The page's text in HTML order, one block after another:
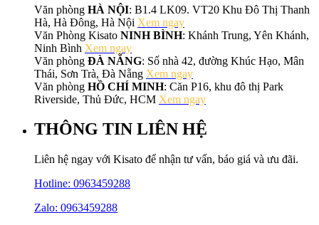
Văn phòng HÀ NỘI: B1.4 LK09. VT20 Khu Đô Thị Thanh
Hà, Hà Đông, Hà Nội Xem ngay
Văn Phòng Kisato NINH BÌNH: Khánh Trung, Yên Khánh,
Ninh Bình Xem ngay
Văn phòng ĐÀ NẴNG: Số nhà 42, đường Khúc Hạo, Mân
Thái, Sơn Trà, Đà Nẵng Xem ngay
Văn phòng HỒ CHÍ MINH: Căn P16, khu đô thị Park
Riverside, Thủ Đức, HCM Xem ngay
THÔNG TIN LIÊN HỆ
Liên hệ ngay với Kisato để nhận tư vấn, báo giá và ưu đãi.
Hotline: 0963459288
Zalo: 0963459288